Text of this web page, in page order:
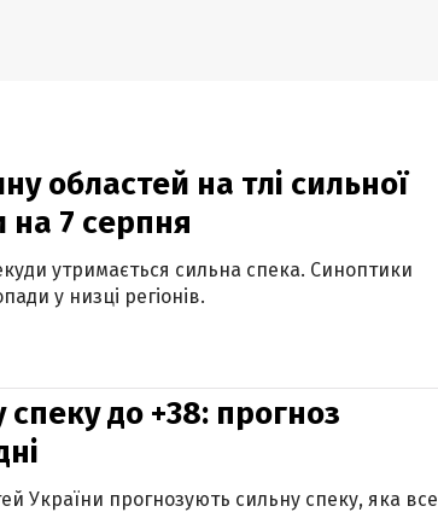
областей на тлі сильної
на 7 серпня
утримається сильна спека. Синоптики
у низці регіонів.
спеку до +38: прогноз
України прогнозують сильну спеку, яка все